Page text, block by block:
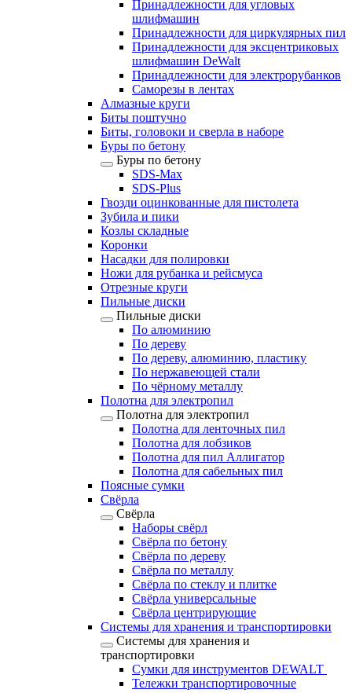
Принадлежности для угловых
шлифмашин
Принадлежности для циркулярных пил
Принадлежности для эксцентриковых
шлифмашин DeWalt
Принадлежности для электрорубанков
Саморезы в лентах
Алмазные круги
Биты поштучно
Биты, головоки и сверла в наборе
Буры по бетону
Буры по бетону
SDS-Max
SDS-Plus
Гвозди оцинкованные для пистолета
Зубила и пики
Козлы складные
Коронки
Насадки для полировки
Ножи для рубанка и рейсмуса
Отрезные круги
Пильные диски
Пильные диски
По алюминию
По дереву
По дереву, алюминию, пластику
По нержавеющей стали
По чёрному металлу
Полотна для электропил
Полотна для электропил
Полотна для ленточных пил
Полотна для лобзиков
Полотна для пил Аллигатор
Полотна для сабельных пил
Поясные сумки
Свёрла
Свёрла
Наборы свёрл
Свёрла по бетону
Свёрла по дереву
Свёрла по металлу
Свёрла по стеклу и плитке
Свёрла универсальные
Свёрла центрирующие
Системы для хранения и транспортировки
Системы для хранения и
транспортировки
Сумки для инструментов DEWALT
Тележки транспортировочные